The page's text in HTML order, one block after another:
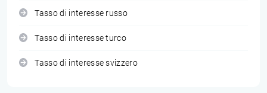
Tasso di interesse russo
Tasso di interesse turco
Tasso di interesse svizzero